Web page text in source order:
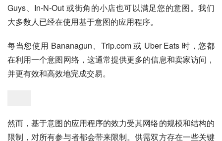
Guys、In-N-Out 或街角的小店也可以满足您的意图。我们
大多数人已经在使用基于意图的应用程序。
每当您使用 Bananagun、Trip.com 或 Uber Eats 时，您都
在利用一个意图网络，这通常提供更多的信息和卖家访问，
并更有效和高效地完成交易。
然而，基于意图的应用程序的效力受其网络的规模和结构的
限制，对所有参与者都会带来限制。供需双方存在一些关键